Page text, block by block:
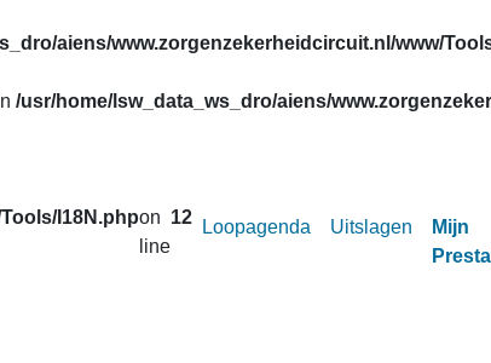
aiens/www.zorgenzekerheidcircuit.nl/www/
/usr/home/lsw_data_ws_dro/aiens/
I18N.phpon
line
12 Loopagenda Uitslagen
Mijn